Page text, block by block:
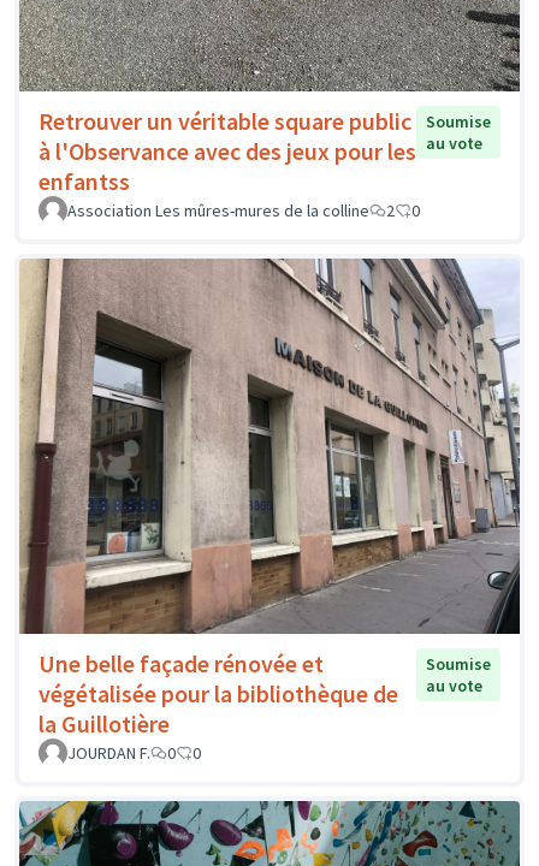
Retrouver un véritable square public
à l'Observance avec des jeux pour les
enfantss
Soumise
au vote
Association Les mûres-mures de la colline 2 0
Une belle façade rénovée et
végétalisée pour la bibliothèque de
la Guillotière
Soumise
au vote
JOURDAN F. 0 0